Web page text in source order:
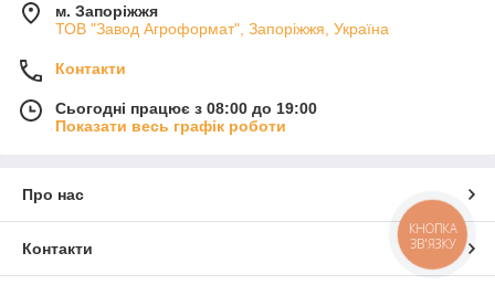
м. Запоріжжя
ТОВ "Завод Агроформат", Запоріжжя, Україна
Контакти
Сьогодні працює з 08:00 до 19:00
Показати весь графік роботи
Про нас
Контакти
КНОПКА
ЗВ'ЯЗКУ